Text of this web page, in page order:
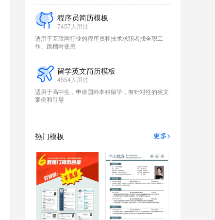
程序员简历模板
7457人用过
适用于互联网行业的程序员和技术求职者找全职工
作、跳槽时使用
留学英文简历模板
4554人用过
适用于高中生，申请国外本科留学，有针对性的英文
案例和引导
热门模板 更多>